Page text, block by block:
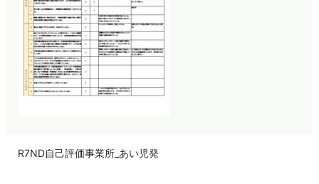
R7ND自己評価事業所_あい児発